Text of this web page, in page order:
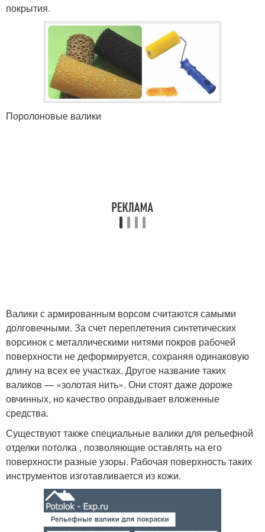
покрытия.
Поролоновые валики
Валики с армированным ворсом считаются самыми
долговечными. За счет переплетения синтетических
ворсинок с металлическими нитями покров рабочей
поверхности не деформируется, сохраняя одинаковую
длину на всех ее участках. Другое название таких
валиков — «золотая нить». Они стоят даже дороже
овчинных, но качество оправдывает вложенные
средства.
Существуют также специальные валики для рельефной
отделки потолка , позволяющие оставлять на его
поверхности разные узоры. Рабочая поверхность таких
инструментов изготавливается из кожи.